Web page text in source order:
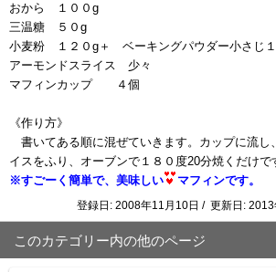
おから １００g
三温糖 ５０g
小麦粉 １２０g＋ ベーキングパウダー小さじ
アーモンドスライス 少々
マフィンカップ ４個
《作り方》
書いてある順に混ぜていきます。カップに流し
イスをふり、オーブンで１８０度20分焼くだけで
※すごーく簡単で、美味しい
マフィンです。
登録日: 2008年11月10日 / 更新日: 2013
このカテゴリー内の他のページ